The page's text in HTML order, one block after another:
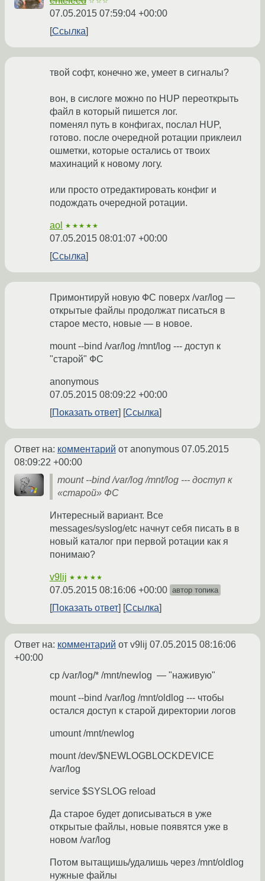
07.05.2015 07:59:04 +00:00
Ссылка
твой софт, конечно же, умеет в сигналы?
вон, в сислоге можно по HUP переоткрыть
файл в который пишется лог.
поменял путь в конфигах, послал HUP,
готово. после очередной ротации приклеил
ошметки, которые остались от твоих
махинаций к новому логу.
или просто отредактировать конфиг и
подождать очередной ротации.
aol ★★★★★
07.05.2015 08:01:07 +00:00
Ссылка
Примонтируй новую ФС поверх /var/log —
открытые файлы продолжат писаться в
старое место, новые — в новое.
mount --bind /var/log /mnt/log --- доступ к
"старой" ФС
anonymous
07.05.2015 08:09:22 +00:00
Показать ответ
Ссылка
Ответ на: комментарий от anonymous 07.05.2015
08:09:22 +00:00
mount --bind /var/log /mnt/log --- доступ к
«старой» ФС
Интересный вариант. Все
messages/syslog/etc начнут себя писать в в
новый каталог при первой ротации как я
понимаю?
v9lij ★★★★★
07.05.2015 08:16:06 +00:00 автор топика
Показать ответ Ссылка
Ответ на: комментарий от v9lij 07.05.2015 08:16:06
+00:00
cp /var/log/* /mnt/newlog — "наживую"
mount --bind /var/log /mnt/oldlog --- чтобы
остался доступ к старой директории логов
umount /mnt/newlog
mount /dev/$NEWLOGBLOCKDEVICE
/var/log
service $SYSLOG reload
Да старое будет дописываться в уже
открытые файлы, новые появятся уже в
новом /var/log
Потом вытащишь/удалишь через /mnt/oldlog
нужные файлы